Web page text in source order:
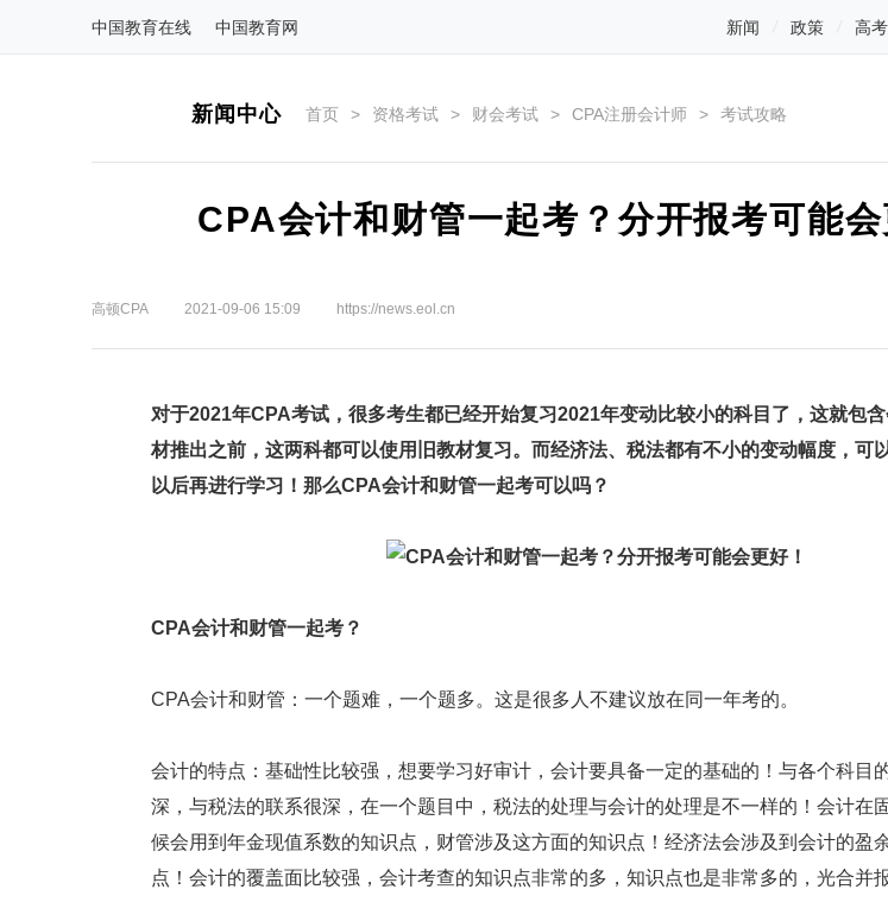
中国教育在线 中国教育网 新闻 政策 高考
新闻中心 首页 > 资格考试 > 财会考试 > CPA注册会计师 > 考试攻略
CPA会计和财管一起考？分开报考可能会
高顿CPA 2021-09-06 15:09 https://news.eol.cn
对于2021年CPA考试，很多考生都已经开始复习2021年变动比较小的科目了，这就包
材推出之前，这两科都可以使用旧教材复习。而经济法、税法都有不小的变动幅度，可
以后再进行学习！那么CPA会计和财管一起考可以吗？
CPA会计和财管一起考？
CPA会计和财管：一个题难，一个题多。这是很多人不建议放在同一年考的。
会计的特点：基础性比较强，想要学习好审计，会计要具备一定的基础的！与各个科目
深，与税法的联系很深，在一个题目中，税法的处理与会计的处理是不一样的！会计在
候会用到年金现值系数的知识点，财管涉及这方面的知识点！经济法会涉及到会计的盈
点！会计的覆盖面比较强，会计考查的知识点非常的多，知识点也是非常多的，光合并